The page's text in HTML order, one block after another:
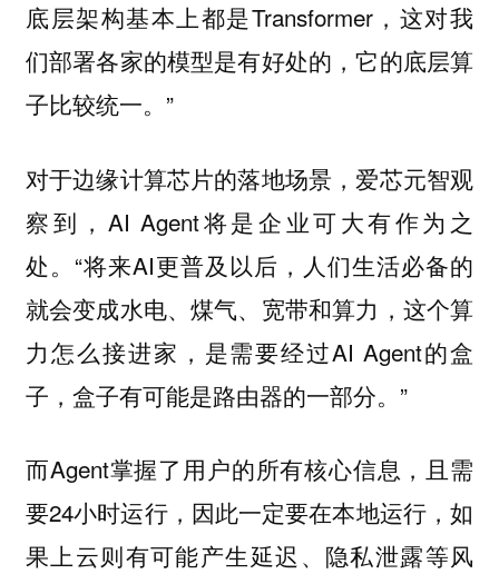
底层架构基本上都是Transformer，这对我
们部署各家的模型是有好处的，它的底层算
子比较统一。”
对于边缘计算芯片的落地场景，爱芯元智观
察到，AI Agent将是企业可大有作为之
处。“将来AI更普及以后，人们生活必备的
就会变成水电、煤气、宽带和算力，这个算
力怎么接进家，是需要经过AI Agent的盒
子，盒子有可能是路由器的一部分。”
而Agent掌握了用户的所有核心信息，且需
要24小时运行，因此一定要在本地运行，如
果上云则有可能产生延迟、隐私泄露等风